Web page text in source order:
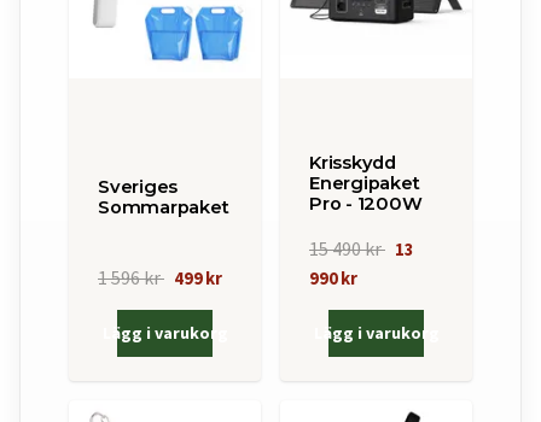
Sveriges
Sommarpaket
1 596 kr 499 kr
Lägg i varukorg
Krisskydd
Energipaket
Pro - 1200W
15 490 kr 13
990 kr
Lägg i varukorg